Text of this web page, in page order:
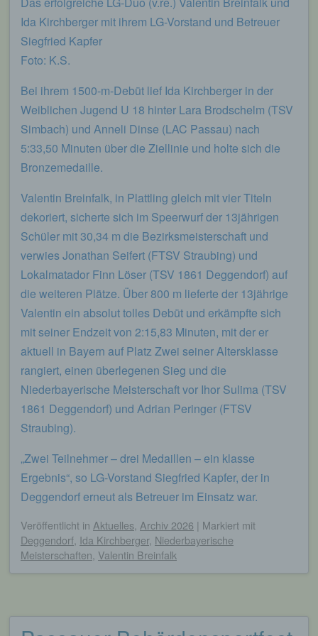
Ida Kirchberger mit ihrem LG-Vorstand und Betreuer
Siegfried Kapfer
Foto: K.S.
Bei ihrem 1500-m-Debüt lief Ida Kirchberger in der
Weiblichen Jugend U 18 hinter Lara Brodschelm (TSV
Simbach) und Anneli Dinse (LAC Passau) nach
5:33,50 Minuten über die Ziellinie und holte sich die
Bronzemedaille.
Valentin Breinfalk, in Plattling gleich mit vier Titeln
dekoriert, sicherte sich im Speerwurf der 13jährigen
Schüler mit 30,34 m die Bezirksmeisterschaft und
verwies Jonathan Seifert (FTSV Straubing) und
Lokalmatador Finn Löser (TSV 1861 Deggendorf) auf
die weiteren Plätze. Über 800 m lieferte der 13jährige
Valentin ein absolut tolles Debüt und erkämpfte sich
mit seiner Endzeit von 2:15,83 Minuten, mit der er
aktuell in Bayern auf Platz Zwei seiner Altersklasse
rangiert, einen überlegenen Sieg und die
Niederbayerische Meisterschaft vor Ihor Sulima (TSV
1861 Deggendorf) und Adrian Peringer (FTSV
Straubing).
„Zwei Teilnehmer – drei Medaillen – ein klasse
Ergebnis“, so LG-Vorstand Siegfried Kapfer, der in
Deggendorf erneut als Betreuer im Einsatz war.
Veröffentlicht in Aktuelles, Archiv 2026 | Markiert mit
Deggendorf, Ida Kirchberger, Niederbayerische
Meisterschaften, Valentin Breinfalk
begangene Straftaten aufzuklären. Insofern ist die
Speicherung dieser Daten zur Absicherung des für
die Verarbeitung Verantwortlichen erforderlich.
Eine Weitergabe dieser Daten an Dritte erfolgt
grundsätzlich nicht, sofern keine gesetzliche
der Strafverfolgung dient.
Die Registrierung der betroffenen Person unter
freiwilliger Angabe personenbezogener Daten
dient dem für die Verarbeitung Verantwortlichen
Leistungen anzubieten, die aufgrund der Natur der
werden können. Registrierten Personen steht die
Möglichkeit frei, die bei der Registrierung
angegebenen personenbezogenen Daten
jederzeit abzuändern oder vollständig aus dem
Datenbestand des für die Verarbeitung
Verantwortlichen löschen zu lassen.
Der für die Verarbeitung Verantwortliche erteilt
jeder betroffenen Person jederzeit auf Anfrage
Auskunft darüber, welche personenbezogenen
Daten über die betroffene Person gespeichert sind.
Ferner berichtigt oder löscht der für die
Verarbeitung Verantwortliche personenbezogene
Daten auf Wunsch oder Hinweis der betroffenen
Person, soweit dem keine gesetzlichen
Aufbewahrungspflichten entgegenstehen. Die
Gesamtheit der Mitarbeiter des für die Verarbeitung
diesem Zusammenhang als Ansprechpartner zur
Kontaktmöglichkeit über die Internetseite
Die Internetseite enthält aufgrund von gesetzlichen
Vorschriften Angaben, die eine schnelle
elektronische Kontaktaufnahme zu unserem
per E-Mail oder über ein Kontaktformular den